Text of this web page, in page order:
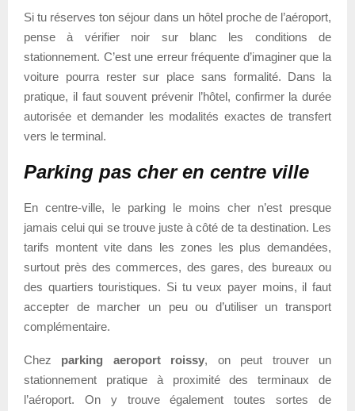
Si tu réserves ton séjour dans un hôtel proche de l’aéroport,
pense à vérifier noir sur blanc les conditions de
stationnement. C’est une erreur fréquente d’imaginer que la
voiture pourra rester sur place sans formalité. Dans la
pratique, il faut souvent prévenir l’hôtel, confirmer la durée
autorisée et demander les modalités exactes de transfert
vers le terminal.
Parking pas cher en centre ville
En centre-ville, le parking le moins cher n’est presque
jamais celui qui se trouve juste à côté de ta destination. Les
tarifs montent vite dans les zones les plus demandées,
surtout près des commerces, des gares, des bureaux ou
des quartiers touristiques. Si tu veux payer moins, il faut
accepter de marcher un peu ou d’utiliser un transport
complémentaire.
Chez parking aeroport roissy, on peut trouver un
stationnement pratique à proximité des terminaux de
l’aéroport. On y trouve également toutes sortes de